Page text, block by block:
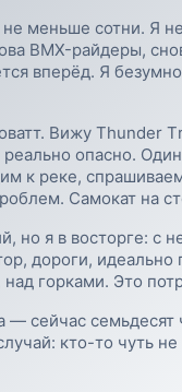
меньше сотни. Я
BMX-райдеры,
вперёд. Я
Вижу Тhunder
опасно.
к реке,
Самокат на
но я в восторге: с
дороги,
над горками. Это
сейчас
кто-то чуть